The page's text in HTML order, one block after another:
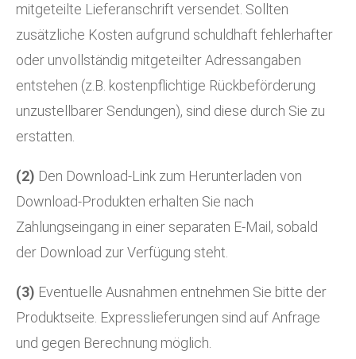
mitgeteilte Lieferanschrift versendet. Sollten
zusätzliche Kosten aufgrund schuldhaft fehlerhafter
oder unvollständig mitgeteilter Adressangaben
entstehen (z.B. kostenpflichtige Rückbeförderung
unzustellbarer Sendungen), sind diese durch Sie zu
erstatten.
(2) Den Download-Link zum Herunterladen von
Download-Produkten erhalten Sie nach
Zahlungseingang in einer separaten E-Mail, sobald
der Download zur Verfügung steht.
(3) Eventuelle Ausnahmen entnehmen Sie bitte der
Produktseite. Expresslieferungen sind auf Anfrage
und gegen Berechnung möglich.